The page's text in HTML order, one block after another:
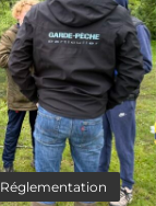
Réglementation